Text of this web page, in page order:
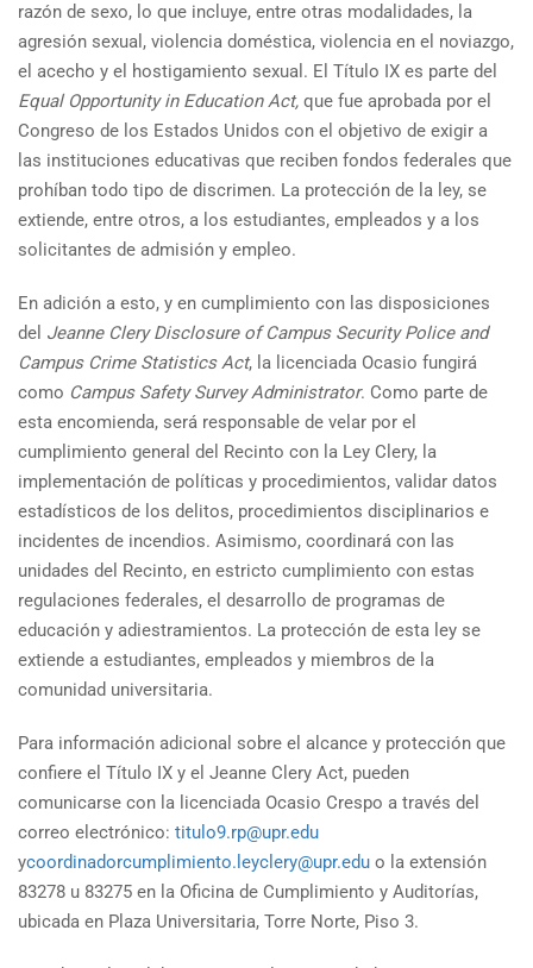
razón de sexo, lo que incluye, entre otras modalidades, la
agresión sexual, violencia doméstica, violencia en el noviazgo,
el acecho y el hostigamiento sexual. El Título IX es parte del
Equal Opportunity in Education Act, que fue aprobada por el
Congreso de los Estados Unidos con el objetivo de exigir a
las instituciones educativas que reciben fondos federales que
prohíban todo tipo de discrimen. La protección de la ley, se
extiende, entre otros, a los estudiantes, empleados y a los
solicitantes de admisión y empleo.
En adición a esto, y en cumplimiento con las disposiciones
del Jeanne Clery Disclosure of Campus Security Police and
Campus Crime Statistics Act, la licenciada Ocasio fungirá
como Campus Safety Survey Administrator. Como parte de
esta encomienda, será responsable de velar por el
cumplimiento general del Recinto con la Ley Clery, la
implementación de políticas y procedimientos, validar datos
estadísticos de los delitos, procedimientos disciplinarios e
incidentes de incendios. Asimismo, coordinará con las
unidades del Recinto, en estricto cumplimiento con estas
regulaciones federales, el desarrollo de programas de
educación y adiestramientos. La protección de esta ley se
extiende a estudiantes, empleados y miembros de la
comunidad universitaria.
Para información adicional sobre el alcance y protección que
confiere el Título IX y el Jeanne Clery Act, pueden
comunicarse con la licenciada Ocasio Crespo a través del
correo electrónico: titulo9.rp@upr.edu
ycoordinadorcumplimiento.leyclery@upr.edu o la extensión
83278 u 83275 en la Oficina de Cumplimiento y Auditorías,
ubicada en Plaza Universitaria, Torre Norte, Piso 3.